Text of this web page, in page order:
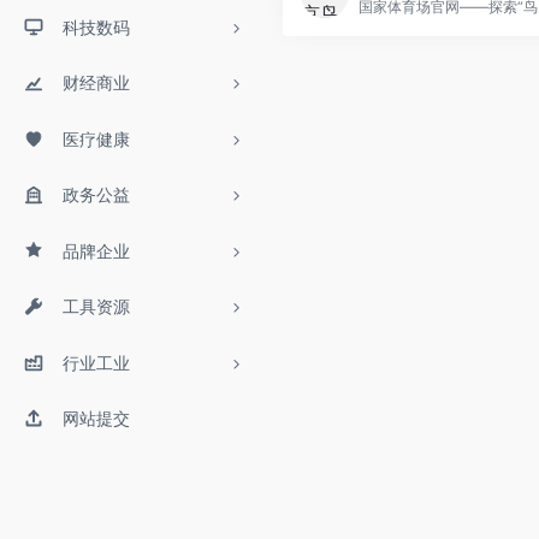
科技数码
财经商业
医疗健康
政务公益
品牌企业
工具资源
行业工业
网站提交